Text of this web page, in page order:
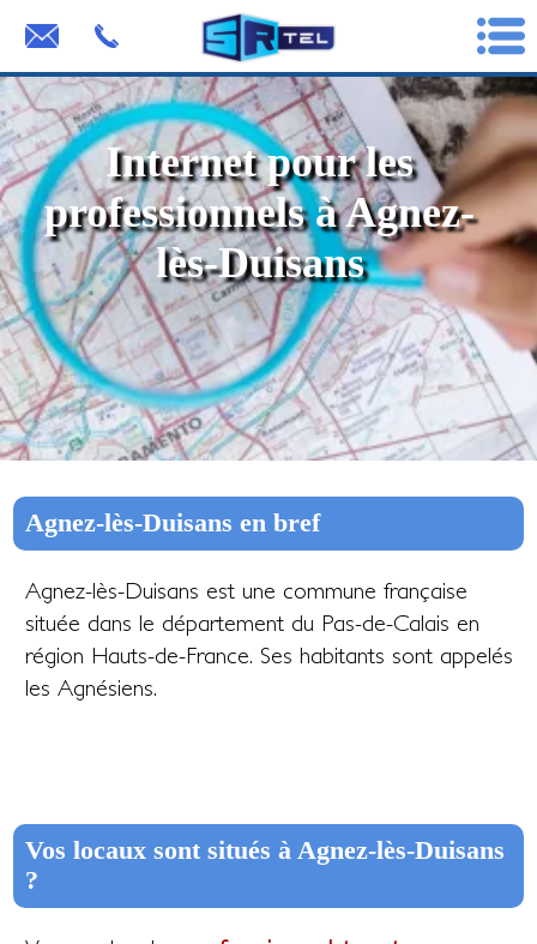
Internet pour les
professionnels à Agnez-
lès-Duisans
Agnez-lès-Duisans en bref
Agnez-lès-Duisans est une commune française
située dans le département du Pas-de-Calais en
région Hauts-de-France. Ses habitants sont appelés
les Agnésiens.
Vos locaux sont situés à Agnez-lès-Duisans
?